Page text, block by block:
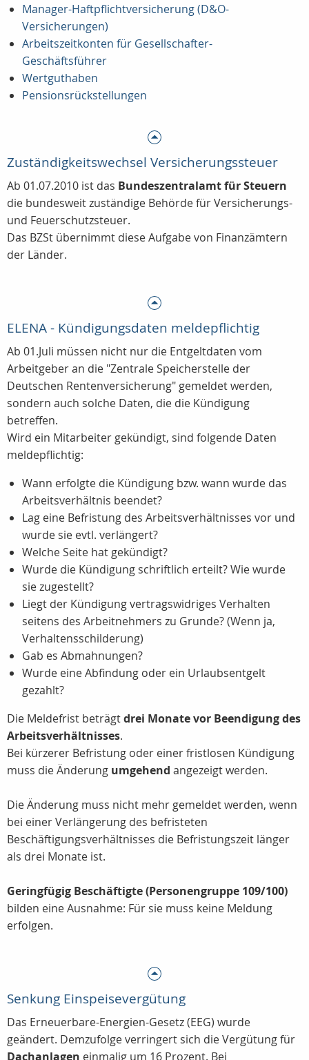
Manager-Haftpflichtversicherung (D&O-
Versicherungen)
Arbeitszeitkonten für Gesellschafter-
Geschäftsführer
Wertguthaben
Pensionsrückstellungen
Zuständigkeitswechsel Versicherungssteuer
Ab 01.07.2010 ist das Bundeszentralamt für Steuern
die bundesweit zuständige Behörde für Versicherungs-
und Feuerschutzsteuer.
Das BZSt übernimmt diese Aufgabe von Finanzämtern
der Länder.
ELENA - Kündigungsdaten meldepflichtig
Ab 01.Juli müssen nicht nur die Entgeltdaten vom
Arbeitgeber an die "Zentrale Speicherstelle der
Deutschen Rentenversicherung" gemeldet werden,
sondern auch solche Daten, die die Kündigung
betreffen.
Wird ein Mitarbeiter gekündigt, sind folgende Daten
meldepflichtig:
Wann erfolgte die Kündigung bzw. wann wurde das
Arbeitsverhältnis beendet?
Lag eine Befristung des Arbeitsverhältnisses vor und
wurde sie evtl. verlängert?
Welche Seite hat gekündigt?
Wurde die Kündigung schriftlich erteilt? Wie wurde
sie zugestellt?
Liegt der Kündigung vertragswidriges Verhalten
seitens des Arbeitnehmers zu Grunde? (Wenn ja,
Verhaltensschilderung)
Gab es Abmahnungen?
Wurde eine Abfindung oder ein Urlaubsentgelt
gezahlt?
Die Meldefrist beträgtdrei Monate vor Beendigung des
Arbeitsverhältnisses.
Bei kürzerer Befristung oder einer fristlosen Kündigung
muss die Änderung umgehend angezeigt werden.
Die Änderung muss nicht mehr gemeldet werden, wenn
bei einer Verlängerung des befristeten
Beschäftigungsverhältnisses die Befristungszeit länger
als drei Monate ist.
Geringfügig Beschäftigte (Personengruppe 109/100)
bilden eine Ausnahme: Für sie muss keine Meldung
erfolgen.
Senkung Einspeisevergütung
Das Erneuerbare-Energien-Gesetz (EEG) wurde
geändert. Demzufolge verringert sich die Vergütung für
Dachanlagen einmalig um 16 Prozent. Bei